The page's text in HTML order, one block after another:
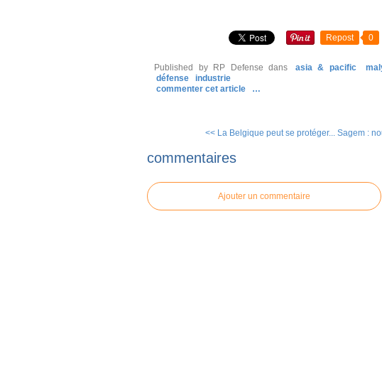
Repost 0
Published by RP Defense dans asia & pacific
défense
industrie
commenter cet article
…
<< La Belgique peut se protéger... Sagem :
commentaires
Ajouter un commentaire